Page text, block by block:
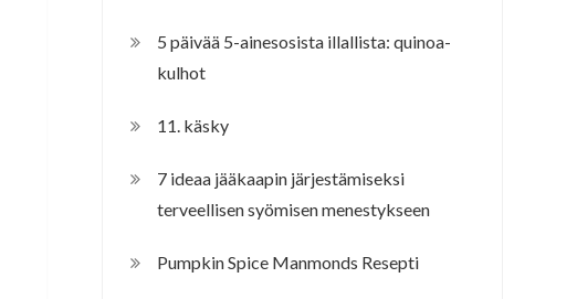
5 päivää 5-ainesosista illallista: quinoa-
kulhot
11. käsky
7 ideaa jääkaapin järjestämiseksi
terveellisen syömisen menestykseen
Pumpkin Spice Manmonds Resepti